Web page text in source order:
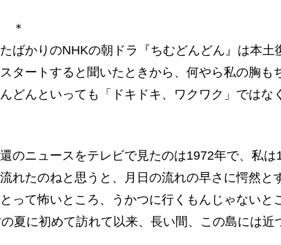
＊
ばかりのNHKの朝ドラ『ちむどんどん』は本土
タートすると聞いたときから、何やら私の胸も
んといっても「ドキドキ、ワクワク」ではな
のニュースをテレビで見たのは1972年で、私は
れたのねと思うと、月日の流れの早さに愕然と
って怖いところ、うかつに行くもんじゃないと
夏に初めて訪れて以来、長い間、この島には近